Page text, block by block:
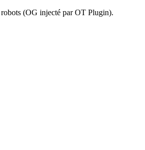
(OG injecté par OT Plugin).